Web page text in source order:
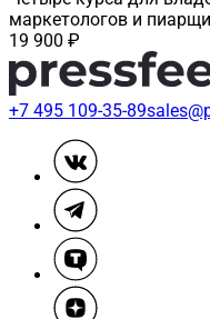
маркетологов и
19 900 ₽
+7 495 109-35-89